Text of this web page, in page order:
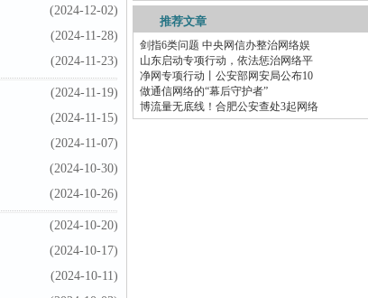
(2024-12-02)
(2024-11-28)
(2024-11-23)
(2024-11-19)
(2024-11-15)
(2024-11-07)
(2024-10-30)
(2024-10-26)
(2024-10-20)
(2024-10-17)
(2024-10-11)
推荐文章
剑指6类问题 中央网信办整治网络娱
山东启动专项行动，依法惩治网络平
净网专项行动丨公安部网安局公布10
做通信网络的“幕后守护者”
博流量无底线！合肥公安查处3起网络